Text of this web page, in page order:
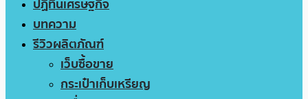
ปฏิทินเศรษฐกิจ
บทความ
รีวิวผลิตภัณฑ์
เว็บซื้อขาย
กระเป๋าเก็บเหรียญ